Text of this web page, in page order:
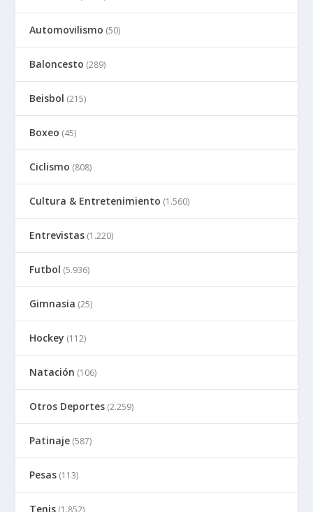
Automovilismo (50)
Baloncesto (289)
Beisbol (215)
Boxeo (45)
Ciclismo (808)
Cultura & Entretenimiento (1.560)
Entrevistas (1.220)
Futbol (5.936)
Gimnasia (25)
Hockey (112)
Natación (106)
Otros Deportes (2.259)
Patinaje (587)
Pesas (113)
Tenis (1.852)